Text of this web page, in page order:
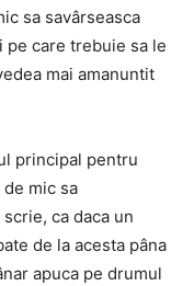
sa savârseasca
care trebuie sa le
mai amanuntit
principal pentru
mic sa
ca daca un
de la acesta pâna
apuca pe drumul